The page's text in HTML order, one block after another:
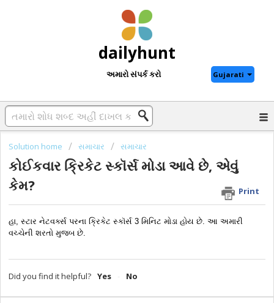
dailyhunt
અમારો સંપર્ક કરો Gujarati
Solution home સમાચાર સમાચાર
કોઈકવાર ક્રિકેટ સ્કૉર્સ મોડા આવે છે, એવું
કેમ?
Print
હા, સ્ટાર નેટવર્ક્સ પરના ક્રિકેટ સ્કૉર્સ 3 મિનિટ મોડા હોય છે. આ અમારી
વચ્ચેની શરતો મુજબ છે.
Did you find it helpful? Yes No